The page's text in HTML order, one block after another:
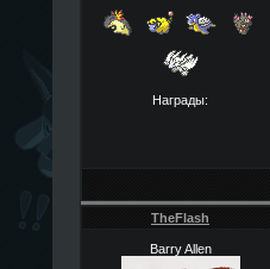
Награды:
TheFlаsh
Barry Allen